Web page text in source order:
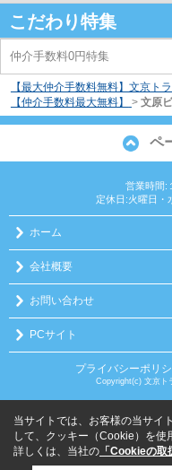
こだわり特集
仲介手数料0円特集
【最大仲介手数料無料】文京ト
【仲介手数料最大無料】
> 文原
ペ
営業時間:
定休日:火曜日・
ホーム
会社概要
お問い合わせ
PCサイト
プライバシーポリ
Copyright(c) 文京ト
当サイトでは、お客様の当サイ
して、クッキー（Cookie）を使
詳しくは、当社の 「Cookieの取